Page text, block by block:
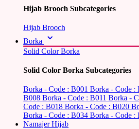
Hijab Brooch Subcategories
Hijab Brooch
Borka
Solid Color Borka
Solid Color Borka Subcategories
Borka - Code : B001 Borka - Code :
B008 Borka - Code : B011 Borka -
Code : B018 Borka - Code : B020
Borka - Code : B034 Borka - Code :
Namajer Hijab